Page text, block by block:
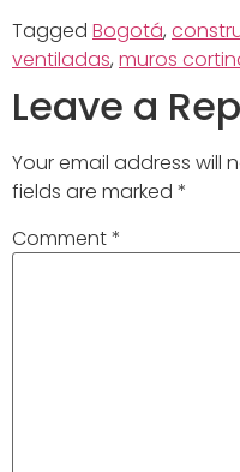
Tagged Bogotá,
ventiladas, muros
Leave a
Your email address will
fields are marked *
Comment*